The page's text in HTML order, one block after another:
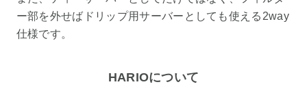
ー部を外せばドリップ用サーバーとしても使える2way
仕様です。
HARIOについて